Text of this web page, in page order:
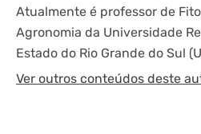
Atualmente é professor de
Agronomia da Universidade
Estado do Rio Grande do Sul
Ver outros conteúdos deste